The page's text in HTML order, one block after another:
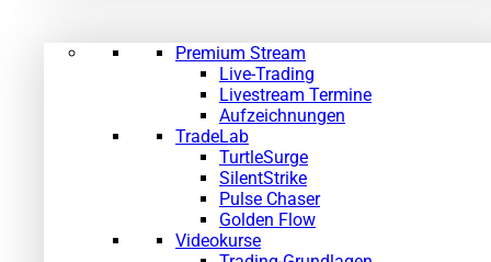
Premium Stream
Live-Trading
Livestream Termine
Aufzeichnungen
TradeLab
TurtleSurge
SilentStrike
Pulse Chaser
Golden Flow
Videokurse